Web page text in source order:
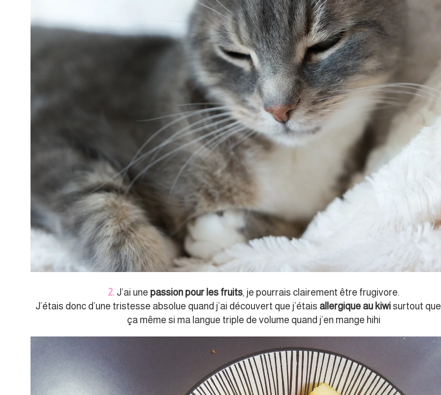
2. J’ai une passion pour les fruits, je pourrais clairement être frugivore.
J’étais donc d’une tristesse absolue quand j’ai découvert que j’étais allergique au kiwisurtout
ça même si ma langue triple de volume quand j’en mange hihi